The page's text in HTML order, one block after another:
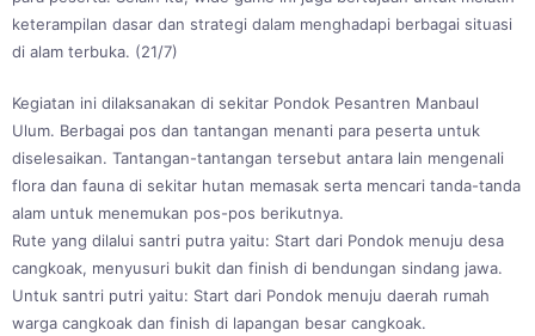
keterampilan dasar dan strategi dalam menghadapi berbagai situasi
di alam terbuka. (21/7)
Kegiatan ini dilaksanakan di sekitar Pondok Pesantren Manbaul
Ulum. Berbagai pos dan tantangan menanti para peserta untuk
diselesaikan. Tantangan-tantangan tersebut antara lain mengenali
flora dan fauna di sekitar hutan memasak serta mencari tanda-tanda
alam untuk menemukan pos-pos berikutnya.
Rute yang dilalui santri putra yaitu: Start dari Pondok menuju desa
cangkoak, menyusuri bukit dan finish di bendungan sindang jawa.
Untuk santri putri yaitu: Start dari Pondok menuju daerah rumah
warga cangkoak dan finish di lapangan besar cangkoak.